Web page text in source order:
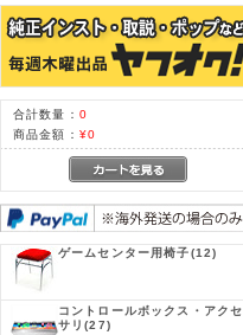
合計数量： 0
商品金額： ¥0
ゲームセンター用椅子(12)
コントロールボックス・アクセ
サリ(27)